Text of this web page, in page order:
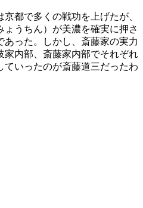
都で多くの戦功を上げたが、
うちん）が美濃を確実に押さ
あった。しかし、斎藤家の実力
家内部、斎藤家内部でそれぞれ
ていったのが斎藤道三だったわ